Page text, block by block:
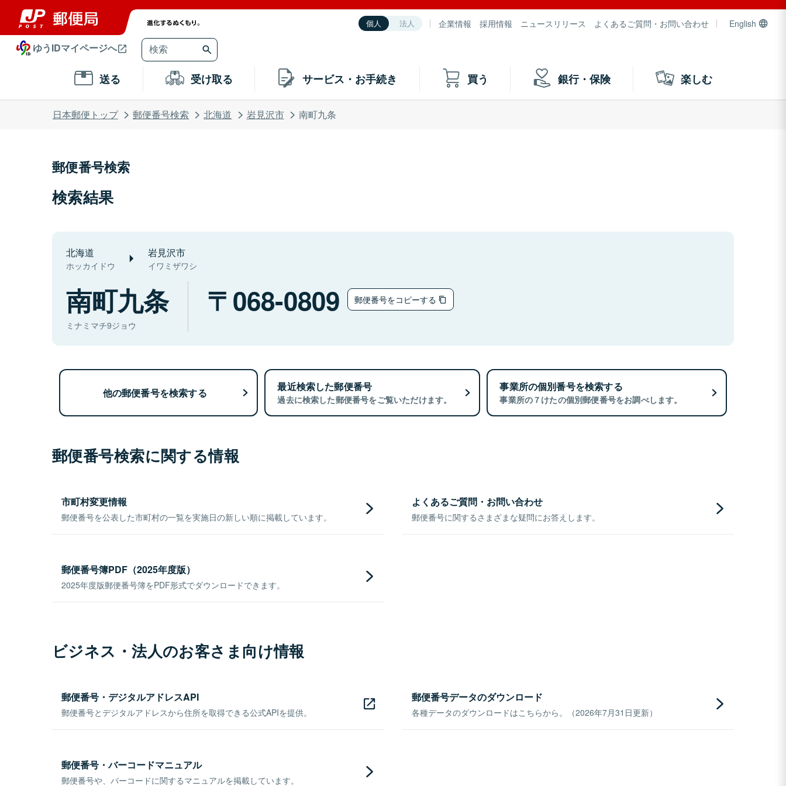
個人 法人 企業情報 採用情報 ニュースリリース よくあるご質問・お問い合わせ English
ゆうIDマイページへ
送る 受け取る サービス・お手続き 買う 銀行・保険 楽しむ
日本郵便トップ 郵便番号検索 北海道 岩見沢市 南町九条
郵便番号検索
検索結果
北海道
ホッカイドウ
岩見沢市
イワミザワシ
南町九条
ミナミマチ9ジョウ
068-0809 郵便番号をコピーする
他の郵便番号を検索する 最近検索した郵便番号
過去に検索した郵便番号をご覧いただけます。
事業所の個別番号を検索する
事業所の７けたの個別郵便番号をお調べします。
郵便番号検索に関する情報
市町村変更情報
郵便番号を公表した市町村の一覧を実施日の新しい順に掲載しています。
よくあるご質問・お問い合わせ
郵便番号に関するさまざまな疑問にお答えします。
郵便番号簿PDF（2025年度版）
2025年度版郵便番号簿をPDF形式でダウンロードできます。
ビジネス・法人のお客さま向け情報
郵便番号・デジタルアドレスAPI
郵便番号とデジタルアドレスから住所を取得できる公式APIを提供。
郵便番号データのダウンロード
各種データのダウンロードはこちらから。（2026年7月31日更新）
郵便番号・バーコードマニュアル
郵便番号や、バーコードに関するマニュアルを掲載しています。